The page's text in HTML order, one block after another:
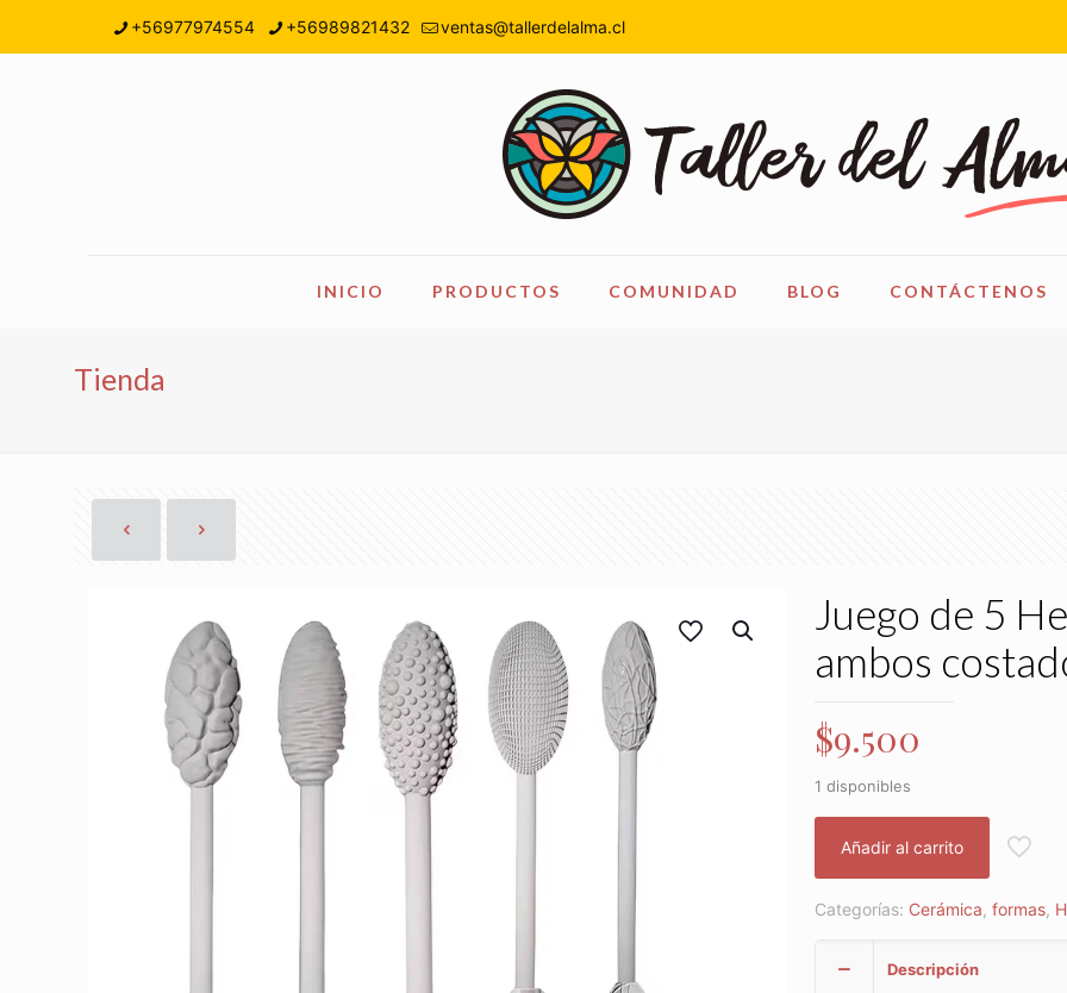
+56977974554 +56989821432 ventas@tallerdelalma.cl
INICIO PRODUCTOS COMUNIDAD BLOG CONTÁCTENOS
Tienda
Juego de 5
ambos
$9.500
1 disponibles
Añadir al carrito
Categorías: Cerámica, formas,
Descripción